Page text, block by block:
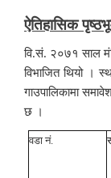
ऐतिहासिक
वि.सं. २०७१ साल
विभाजित थियो ।
गाउपालिकामा
छ ।
वडा नं.